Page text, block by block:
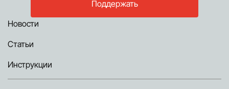
Поддержать
Новости
Статьи
Инструкции